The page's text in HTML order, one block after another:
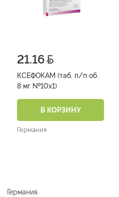
21.16
КСЕФОКАМ (таб. п/п об.
8 мг №10х1)
В КОРЗИНУ
Германия
Германия